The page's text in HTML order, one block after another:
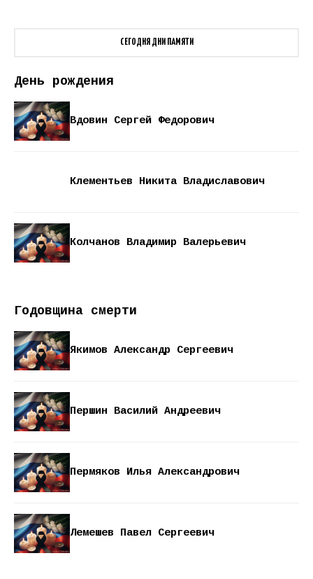
СЕГОДНЯ ДНИ ПАМЯТИ
День рождения
Вдовин Сергей Федорович
Клементьев Никита Владиславович
Колчанов Владимир Валерьевич
Годовщина смерти
Якимов Александр Сергеевич
Першин Василий Андреевич
Пермяков Илья Александрович
Лемешев Павел Сергеевич